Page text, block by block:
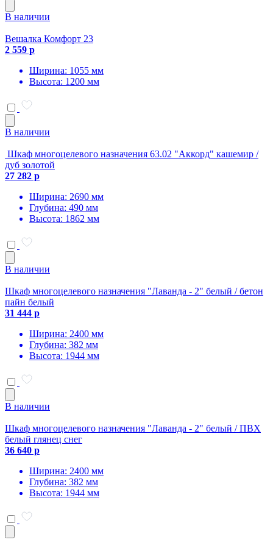
В наличии
Вешалка Комфорт 23
2 559 р
Ширина: 1055 мм
Высота: 1200 мм
В наличии
Шкаф многоцелевого назначения 63.02 "Аккорд" кашемир /
дуб золотой
27 282 р
Ширина: 2690 мм
Глубина: 490 мм
Высота: 1862 мм
В наличии
Шкаф многоцелевого назначения "Лаванда - 2" белый / бетон
пайн белый
31 444 р
Ширина: 2400 мм
Глубина: 382 мм
Высота: 1944 мм
В наличии
Шкаф многоцелевого назначения "Лаванда - 2" белый / ПВХ
белый глянец снег
36 640 р
Ширина: 2400 мм
Глубина: 382 мм
Высота: 1944 мм